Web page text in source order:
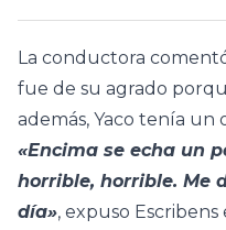
La conductora
fue de su agrado
además, Yaco tenía un
«Encima se echa un
horrible, horrible. Me
día», expuso Escribens